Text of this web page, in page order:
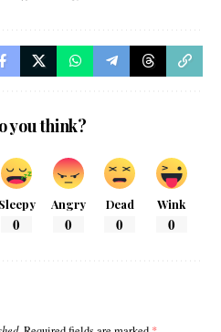
you think?
Sleepy
0
Angry
0
Dead
0
Wink
0